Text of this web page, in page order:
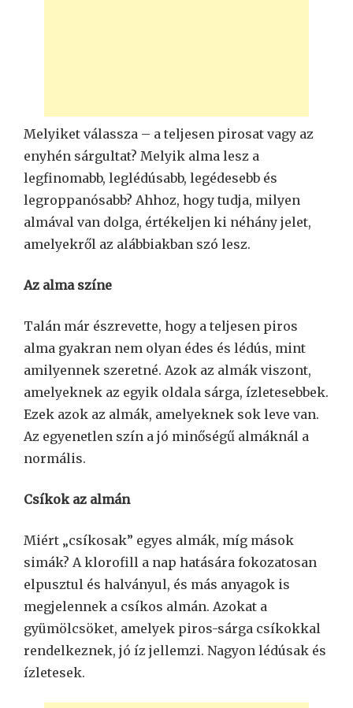
Melyiket válassza – a teljesen pirosat vagy az
enyhén sárgultat? Melyik alma lesz a
legfinomabb, leglédúsabb, legédesebb és
legroppanósabb? Ahhoz, hogy tudja, milyen
almával van dolga, értékeljen ki néhány jelet,
amelyekről az alábbiakban szó lesz.
Az alma színe
Talán már észrevette, hogy a teljesen piros
alma gyakran nem olyan édes és lédús, mint
amilyennek szeretné. Azok az almák viszont,
amelyeknek az egyik oldala sárga, ízletesebbek.
Ezek azok az almák, amelyeknek sok leve van.
Az egyenetlen szín a jó minőségű almáknál a
normális.
Csíkok az almán
Miért „csíkosak” egyes almák, míg mások
simák? A klorofill a nap hatására fokozatosan
elpusztul és halványul, és más anyagok is
megjelennek a csíkos almán. Azokat a
gyümölcsöket, amelyek piros-sárga csíkokkal
rendelkeznek, jó íz jellemzi. Nagyon lédúsak és
ízletesek.